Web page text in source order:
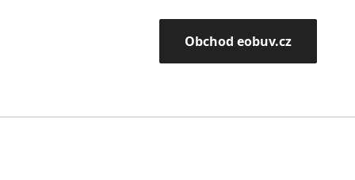
Obchod eobuv.cz